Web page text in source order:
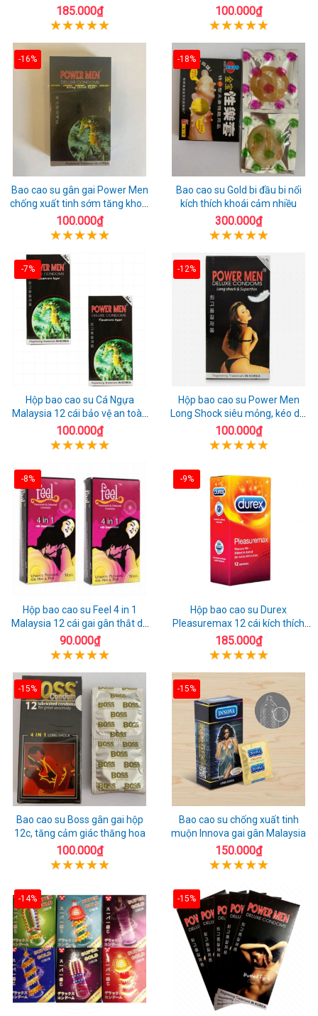
chuẩn Thái Lan
185.000₫
toàn
100.000₫
-16%
Bao cao su gân gai Power Men
chống xuất tinh sớm tăng khoái
cảm
100.000₫
-18%
Bao cao su Gold bi đầu bi nổi
kích thích khoái cảm nhiều
300.000₫
-7%
Hộp bao cao su Cá Ngựa
Malaysia 12 cái bảo vệ an toàn
tuyệt đối
100.000₫
-12%
Hộp bao cao su Power Men
Long Shock siêu mỏng, kéo dài
quan hệ thoải mái
100.000₫
-8%
Hộp bao cao su Feel 4 in 1
Malaysia 12 cái gai gân thắt dễ
sử dụng
90.000₫
-9%
Hộp bao cao su Durex
Pleasuremax 12 cái kích thích
tăng khoái cảm
185.000₫
-15%
Bao cao su Boss gân gai hộp
12c, tăng cảm giác thăng hoa
100.000₫
-15%
Bao cao su chống xuất tinh
muộn Innova gai gân Malaysia
150.000₫
-14% -15%